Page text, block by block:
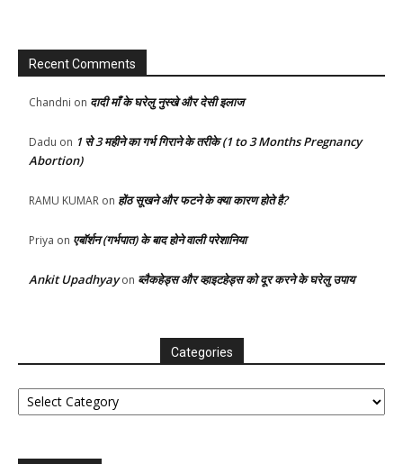
Recent Comments
Chandni on दादी माँ के घरेलु नुस्खे और देसी इलाज
Dadu on 1 से 3 महीने का गर्भ गिराने के तरीके (1 to 3 Months Pregnancy
Abortion)
RAMU KUMAR on होंठ सूखने और फटने के क्या कारण होते है?
Priya on एबॉर्शन (गर्भपात) के बाद होने वाली परेशानिया
Ankit Upadhyayon ब्लैकहेड्स और व्हाइटहेड्स को दूर करने के घरेलु उपाय
Categories
Categories